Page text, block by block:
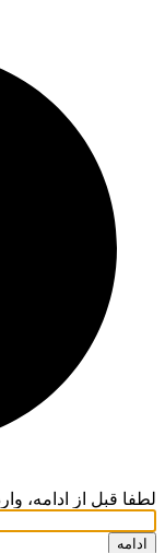
لطفا قبل از ادامه،
ادامه